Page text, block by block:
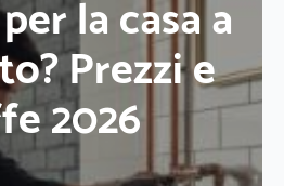
la casa a
Prezzi e
2026